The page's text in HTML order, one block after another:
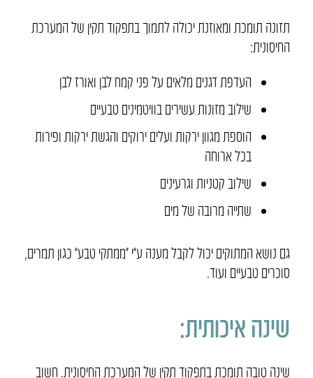
תזונה תומכת ומאוזנת יכולה לתמוך בתפקוד תקין של המערכת
החיסונית:
העדפת דגנים מלאים על פני קמח לבן ואורז לבן
שילוב מזונות עשירים בוויטמינים טבעיים
הוספת מגוון ירקות ועלים ירוקים והגשת ירקות ופירות
בכל ארוחה
שילוב קטניות וגרעינים
שתייה מרובה של מים
גם נושא המתוקים יכול לקבל מענה ע”י “ממתקי טבע” כגון תמרים,
סוכרים טבעיים ועוד.
שינה איכותית:
שינה טובה תומכת בתפקוד תקין של המערכת החיסונית. חשוב